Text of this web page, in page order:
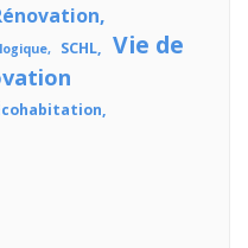
SCHL
Vie de